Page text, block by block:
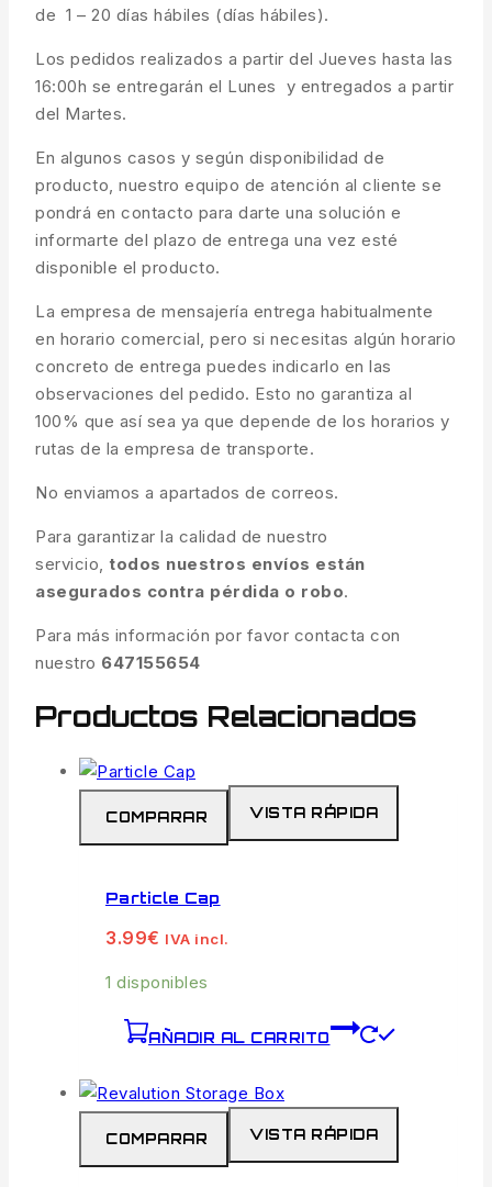
de 1 – 20 días hábiles (días hábiles).
Los pedidos realizados a partir del Jueves hasta las
16:00h se entregarán el Lunes y entregados a partir
del Martes.
En algunos casos y según disponibilidad de
producto, nuestro equipo de atención al cliente se
pondrá en contacto para darte una solución e
informarte del plazo de entrega una vez esté
disponible el producto.
La empresa de mensajería entrega habitualmente
en horario comercial, pero si necesitas algún horario
concreto de entrega puedes indicarlo en las
observaciones del pedido. Esto no garantiza al
100% que así sea ya que depende de los horarios y
rutas de la empresa de transporte.
No enviamos a apartados de correos.
Para garantizar la calidad de nuestro
servicio, todos nuestros envíos están
asegurados contra pérdida o robo.
Para más información por favor contacta con
nuestro 647155654
Productos Relacionados
COMPARAR VISTA RÁPIDA
Particle Cap
3.99€ IVA incl.
1 disponibles
AÑADIR AL CARRITO
COMPARAR VISTA RÁPIDA